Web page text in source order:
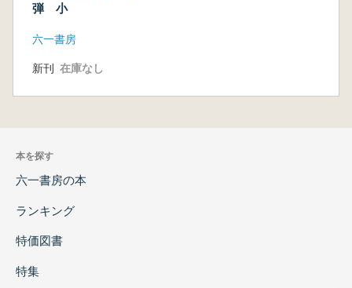
弾 小
六一書房
新刊 在庫なし
本を探す
六一書房の本
ランキング
特価図書
特集